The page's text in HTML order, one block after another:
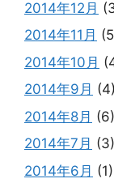
2014年12月
2014年11月
2014年10月
2014年9月 (4)
2014年8月 (6)
2014年7月 (3)
2014年6月 (1)